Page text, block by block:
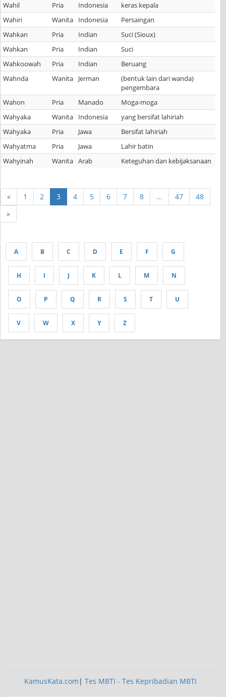
Wahil
Pria Indonesia
keras kepala
Wahiri
Wanita Indonesia
Persaingan
Wahkan
Pria Indian
Suci (Sioux)
Wahkan
Pria Indian
Suci
Wahkoowah
Pria Indian
Beruang
Wahnda
Wanita Jerman
(bentuk lain dari wanda)
pengembara
Wahon
Pria Manado
Moga-moga
Wahyaka
Wanita Indonesia
yang bersifat lahiriah
Wahyaka
Pria Jawa
Bersifat lahiriah
Wahyatma
Pria Jawa
Lahir batin
Wahyinah
Wanita Arab Keteguhan dan kebijaksanaan
« 1 2 3 4 5 6 7 8 ... 47
48
»
A B C D E F G
H I J K L M N
O P Q R S T U
V W X Y Z
KamusKata.com | Tes MBTI - Tes Kepribadian MBTI